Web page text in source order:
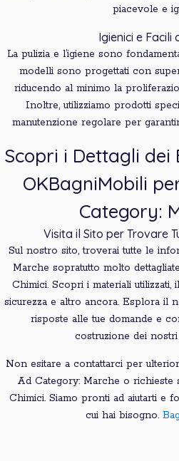
piacevole e
Igienici e Facili
La pulizia e l’igiene sono
modelli sono progettati con
riducendo al minimo la
Inoltre, utilizziamo prodotti
manutenzione regolare per
Scopri i Dettagli dei
OKBagniMobili
Category:
Visita il Sito per Trovare
Sul nostro sito, troverai tutte le
Marche sopratutto molto
Chimici. Scopri i materiali utilizzati,
sicurezza e altro ancora. Esplora il
risposte alle tue domande e
costruzione dei
Non esitare a contattarci per
Ad Category: Marche o richieste
Chimici. Siamo pronti ad aiutarti e
cui hai bisogno.